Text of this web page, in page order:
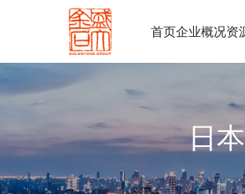
首页企业概况资
日